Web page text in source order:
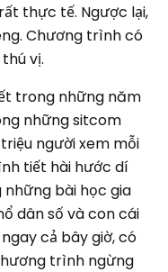
thực tế. Ngược lại,
Chương trình có
vị.
trong những năm
những sitcom
người xem mỗi
tiết hài hước dí
những bài học gia
dân số và con cái
cả bây giờ, có
trình ngừng